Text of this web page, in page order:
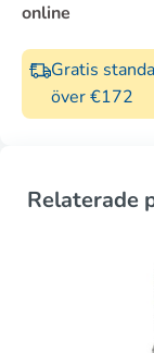
online
Gratis
över €172
Relaterade